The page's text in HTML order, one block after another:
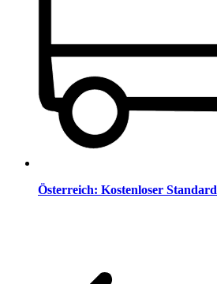
Österreich: Kostenloser